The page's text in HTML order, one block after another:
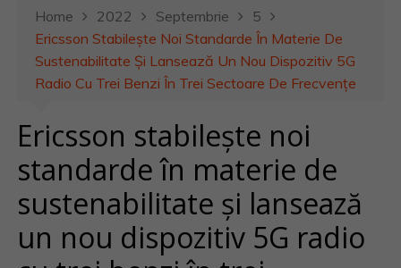
Home 2022 Septembrie
5
Ericsson Stabilește Noi Standarde În Materie De
Sustenabilitate Și Lansează Un Nou Dispozitiv 5G
Radio Cu Trei Benzi În Trei Sectoare De Frecvențe
Ericsson stabilește noi
standarde în materie de
sustenabilitate și lansează
un nou dispozitiv 5G radio